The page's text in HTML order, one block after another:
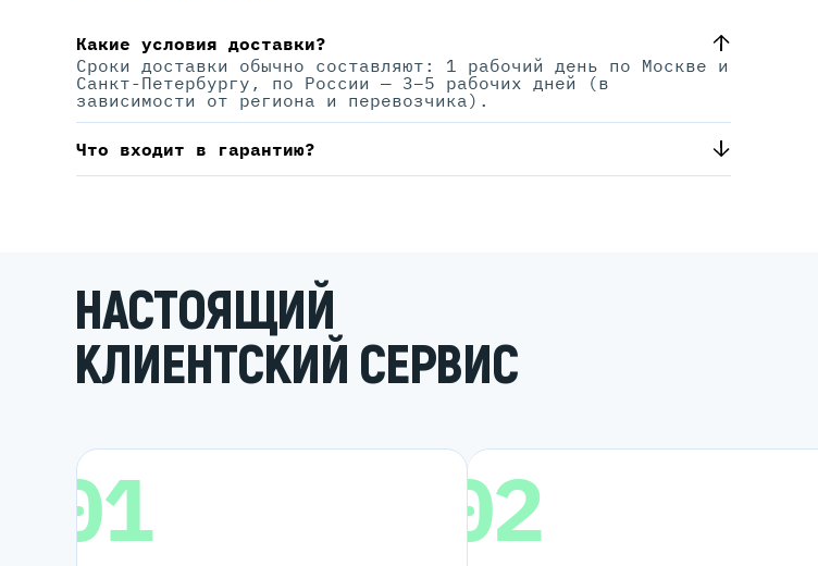
Какие условия доставки?
Сроки доставки обычно составляют: 1 рабочий день по Москве и
Санкт-Петербургу, по России — 3–5 рабочих дней (в
зависимости от региона и перевозчика).
Что входит в гарантию?
НАСТОЯЩИЙ
КЛИЕНТСКИЙ СЕРВИС
01 02